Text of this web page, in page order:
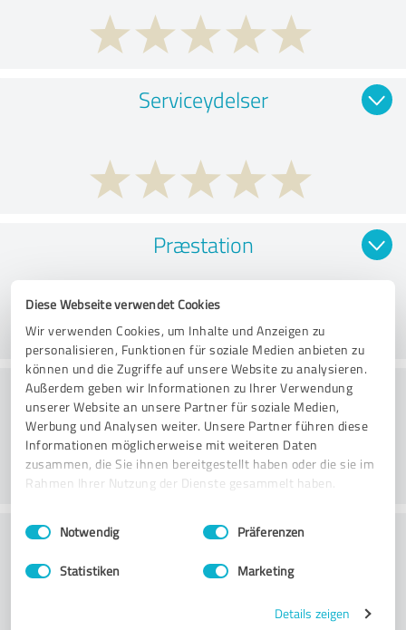
Diese Webseite verwendet Cookies
Wir verwenden Cookies, um Inhalte und Anzeigen zu
personalisieren, Funktionen für soziale Medien anbieten zu
können und die Zugriffe auf unsere Website zu analysieren.
Außerdem geben wir Informationen zu Ihrer Verwendung
unserer Website an unsere Partner für soziale Medien,
Werbung und Analysen weiter. Unsere Partner führen diese
Informationen möglicherweise mit weiteren Daten
zusammen, die Sie ihnen bereitgestellt haben oder die sie im
Rahmen Ihrer Nutzung der Dienste gesammelt haben.
Impressum Datenschutzbestimmungen
Einwilligungsauswahl
Notwendig Präferenzen
Statistiken Marketing
Details zeigen
Serviceydelser
Præstation
Rådgivning
Kundeservice